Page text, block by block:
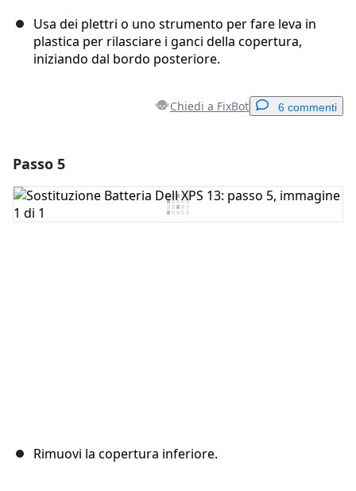
Usa dei plettri o uno strumento per fare leva in
plastica per rilasciare i ganci della copertura,
iniziando dal bordo posteriore.
Chiedi a FixBot 6 commenti
Aggiungi Commento
Passo 5
Rimuovi la copertura inferiore.